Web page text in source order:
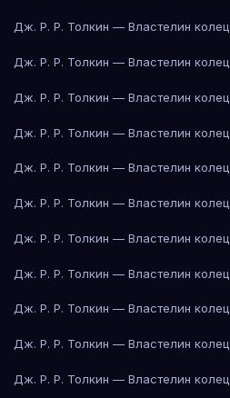
Дж. Р. Р. Толкин — Властелин колец
Дж. Р. Р. Толкин — Властелин колец
Дж. Р. Р. Толкин — Властелин колец
Дж. Р. Р. Толкин — Властелин колец
Дж. Р. Р. Толкин — Властелин колец
Дж. Р. Р. Толкин — Властелин колец
Дж. Р. Р. Толкин — Властелин колец
Дж. Р. Р. Толкин — Властелин колец
Дж. Р. Р. Толкин — Властелин колец
Дж. Р. Р. Толкин — Властелин колец
Дж. Р. Р. Толкин — Властелин колец